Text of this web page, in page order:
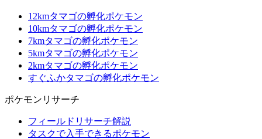
12kmタマゴの孵化ポケモン
10kmタマゴの孵化ポケモン
7kmタマゴの孵化ポケモン
5kmタマゴの孵化ポケモン
2kmタマゴの孵化ポケモン
すぐふかタマゴの孵化ポケモン
ポケモンリサーチ
フィールドリサーチ解説
タスクで入手できるポケモン